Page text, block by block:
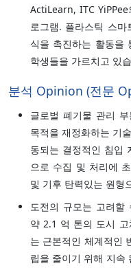
ActiLearn, ITC
로그램. 플라스틱 스
식을 촉진하는 활동을
학생들을 가르치고 있
분석 Opinion (전문
글로벌 폐기물 관리
목적을 재정화하는 기
동되는 결정적인 침입
으로 수집 및 처리에
및 기후 탄력있는 원형
도전의 규모는 고려할
약 2.1 억 톤의 도시
는 근본적인 체계적인
립을 줄이기 위해 지속